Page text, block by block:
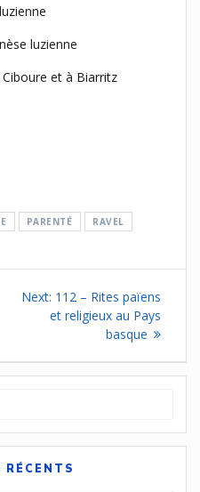
luzienne
et à Biarritz
PARENTÉ RAVEL
Next: Next
post:
112 – Rites païens
et religieux au Pays
basque